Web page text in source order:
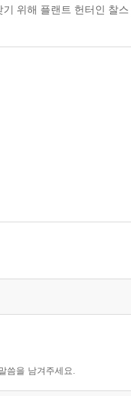
기 위해 플랜트 헌터인 찰
씀을 남겨주세요.